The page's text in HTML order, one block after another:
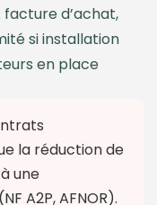
facture d’achat,
si installation
en place
la réduction de
une
A2P, AFNOR).